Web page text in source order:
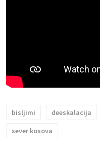
bisljimi deeskalacija
sever kosova